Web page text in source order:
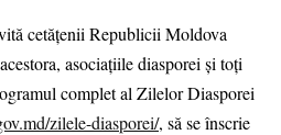
cetățenii Republicii Moldova
asociațiile diasporei și toți
complet al Zilelor Diasporei
zilele-diasporei/, să se înscrie